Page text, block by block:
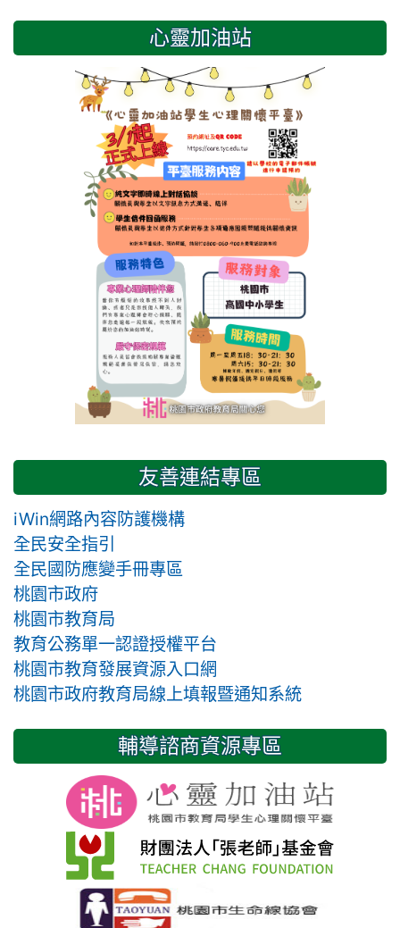
心靈加油站
友善連結專區
iWin網路內容防護機構
全民安全指引
全民國防應變手冊專區
桃園市政府
桃園市教育局
教育公務單一認證授權平台
桃園市教育發展資源入口網
桃園市政府教育局線上填報暨通知系統
輔導諮商資源專區